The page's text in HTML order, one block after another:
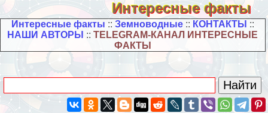
Интересные факты
Интересные факты :: Земноводные:: КОНТАКТЫ ::
НАШИ АВТОРЫ ::TELEGRAM-КАНАЛ ИНТЕРЕСНЫЕ
ФАКТЫ